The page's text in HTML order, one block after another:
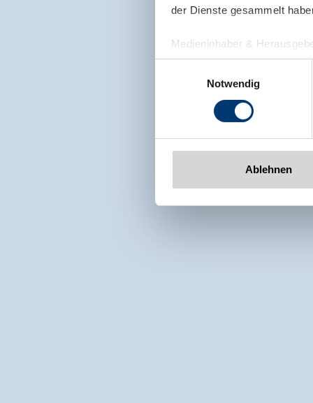
der Dienste gesammelt
Medieninhaber &
Zeller Bergbahnen Zillertal
Rohr 23// A-6280 Zell am Ziller
www.zillertalarena.com
Notwendig
Ablehnen